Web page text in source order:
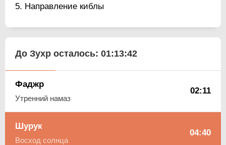
Направление киблы
До Зухр осталось: 01:13:41
Фаджр
Утренний намаз
02:11
Шурук
Восход солнца
04:40